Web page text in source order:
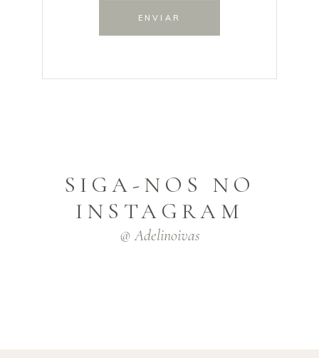
ENVIAR
SIGA-NOS NO
INSTAGRAM
@ Adelinoivas